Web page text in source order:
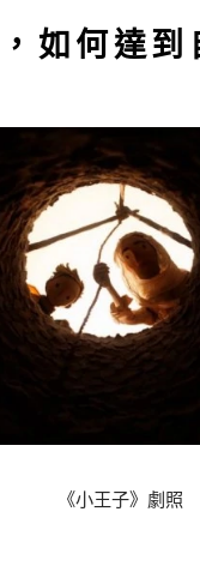
如何達到
《小王子》劇照